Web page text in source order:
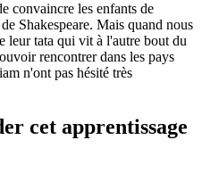
convaincre les enfants de
Shakespeare. Mais quand nous
leur tata qui vit à l'autre bout du
rencontrer dans les pays
n'ont pas hésité très
cet apprentissage